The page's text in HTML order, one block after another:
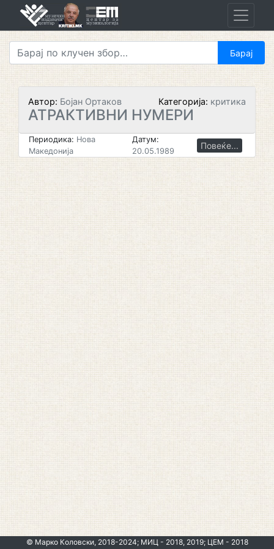
Автор: Бојан Ортаков Категорија: критика
АТРАКТИВНИ НУМЕРИ
Периодика: Нова
Македонија
Датум:
20.05.1989
Повеќе...
© Марко Коловски, 2018-2024; МИЦ - 2018, 2019; ЦЕМ - 2018